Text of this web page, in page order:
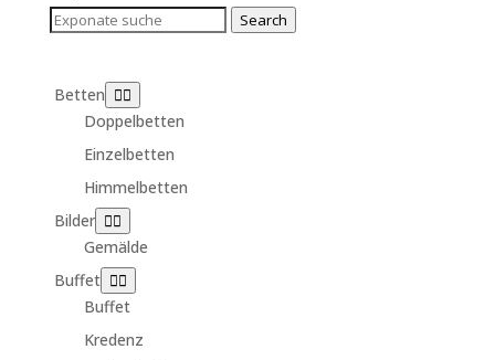
Search
Search
Betten
Doppelbetten
Einzelbetten
Himmelbetten
Bilder
Gemälde
Buffet
Buffet
Kredenz